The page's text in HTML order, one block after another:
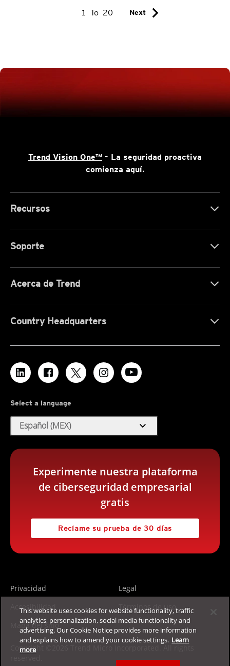
1 To 20 Next chevron_right
Trend Vision One™ - La seguridad proactiva
comienza aquí.
Recursos
Soporte
Acerca de Trend
Country Headquarters
Select a language
Español (MEX) expand_more
Experimente nuestra plataforma
de ciberseguridad empresarial
gratis
Reclame su prueba de 30 días
Privacidad
Legal
Accesibilidad
Términos de uso
Mapa del sitio
Copyright ©2026 Trend Micro Incorporated. All rights
This website uses cookies for website functionality, traffic
analytics, personalization, social media functionality and
advertising. Our Cookie Notice provides more information
and explains how to amend your cookie settings. Learn
more